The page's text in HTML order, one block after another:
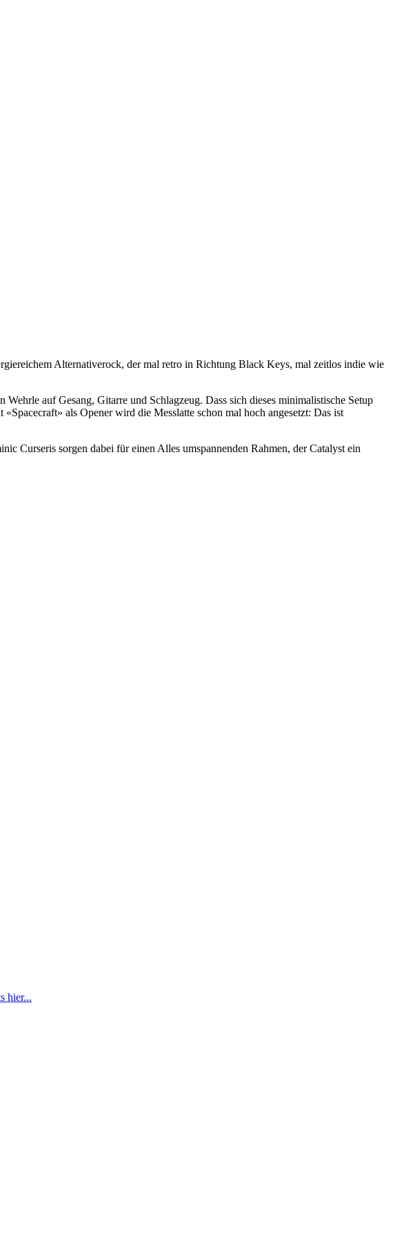
Alternativerock, der mal retro in Richtung Black Keys, mal zeitlos indie wie
auf Gesang, Gitarre und Schlagzeug. Dass sich dieses minimalistische Setup
als Opener wird die Messlatte schon mal hoch angesetzt: Das ist
Curseris sorgen dabei für einen Alles umspannenden Rahmen, der Catalyst ein
hier...